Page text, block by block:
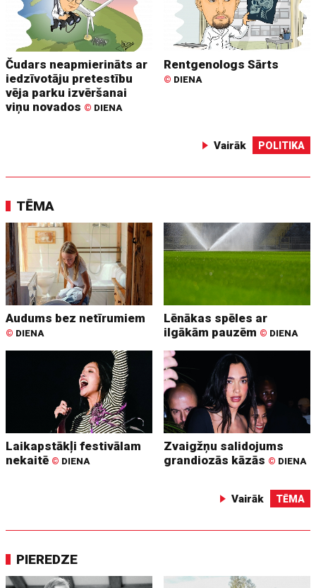
Čudars neapmierināts ar
iedzīvotāju pretestību
vēja parku izvēršanai
viņu novados © DIENA
Rentgenologs Sārts
© DIENA
Vairāk POLITIKA
TĒMA
Audums bez netīrumiem
© DIENA
Lēnākas spēles ar
ilgākām pauzēm © DIENA
Laikapstākļi festivālam
nekaitē © DIENA
Zvaigžņu salidojums
grandiozās kāzās © DIENA
Vairāk TĒMA
PIEREDZE